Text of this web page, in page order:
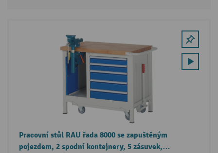
Pracovní stůl RAU řada 8000 se zapuštěným
pojezdem, 2 spodní kontejnery, 5 zásuvek,